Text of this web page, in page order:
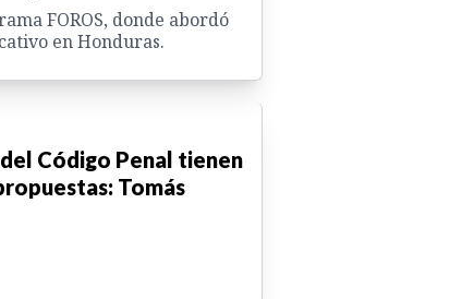
FOROS, donde abordó
en Honduras.
Código Penal tienen
Tomás